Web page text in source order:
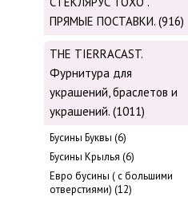
ПРЯМЫЕ ПОСТАВКИ. (916)
THE TIERRACAST.
Фурнитура для
украшений, браслетов и
украшений. (1011)
Бусины Буквы (6)
Бусины Крылья (6)
Евро бусины ( с большими
отверстиями) (12)